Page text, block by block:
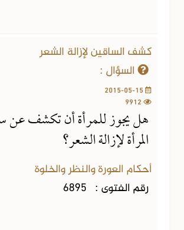
كشف الساقين لإزالة الشعر
السؤال :
هل يجوز للمرأة أن تكشف عن
المرأة لإزالة الشعر؟
أحكام العورة والنظر والخلوة
رقم الفتوى : 6895